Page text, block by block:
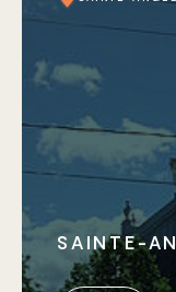
SAINTE-